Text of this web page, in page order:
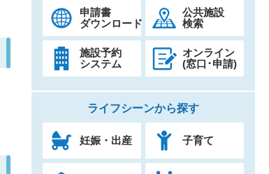
申請書
ダウンロード
公共施設
検索
施設予約
システム
オンライン
(窓口･申請)
ライフシーンから探す
妊娠・出産 子育て